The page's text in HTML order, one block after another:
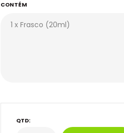
CONTÉM
QTD: